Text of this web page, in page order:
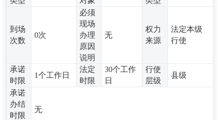
到场
次数
0次
必须
现场
办理
原因
说明
无
权力
来源
法定本级
行使
承诺
时限
1个工作日
法定
时限
30个工作
日
行使
层级
县级
承诺
办结
时限
无